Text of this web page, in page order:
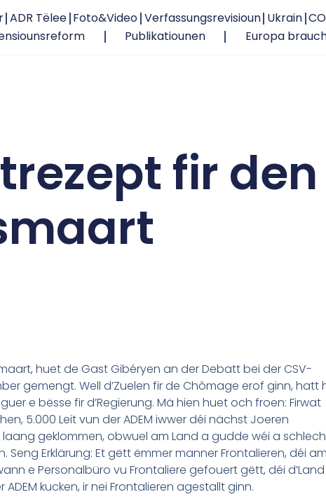
ADR Tëlee Foto&Video Verfassungsrevisioun Ukrain
Publikatiounen Europa
fir den
huet de Gast Gibéryen an der Debatt bei der CSV-
gemengt. Well d’Zuelen fir de Chômage erof ginn, hatt
e bësse fir d’Regierung. Mä hien huet och froen: Firwat
5.000 Leit vun der ADEM iwwer déi nächst Joeren
geklommen, obwuel am Land a gudde wéi a
Seng Erklärung: Et gëtt ëmmer manner Frontalieren, déi am
e Personalbüro vu Frontaliere gefouert gëtt, déi d’Land
kucken, ir nei Frontalieren agestallt ginn.